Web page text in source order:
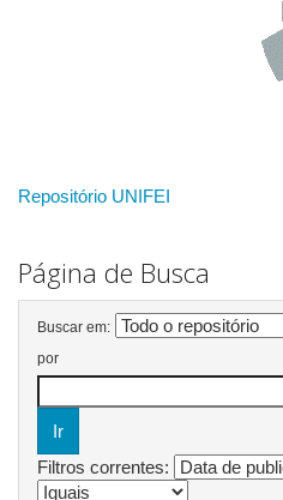
Repositório UNIFEI
Página de Busca
Buscar em:
por
Filtros correntes: